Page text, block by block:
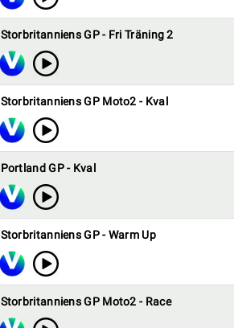
Storbritanniens GP - Fri Träning 2
Storbritanniens GP Moto2 - Kval
Portland GP - Kval
Storbritanniens GP - Warm Up
Storbritanniens GP Moto2 - Race